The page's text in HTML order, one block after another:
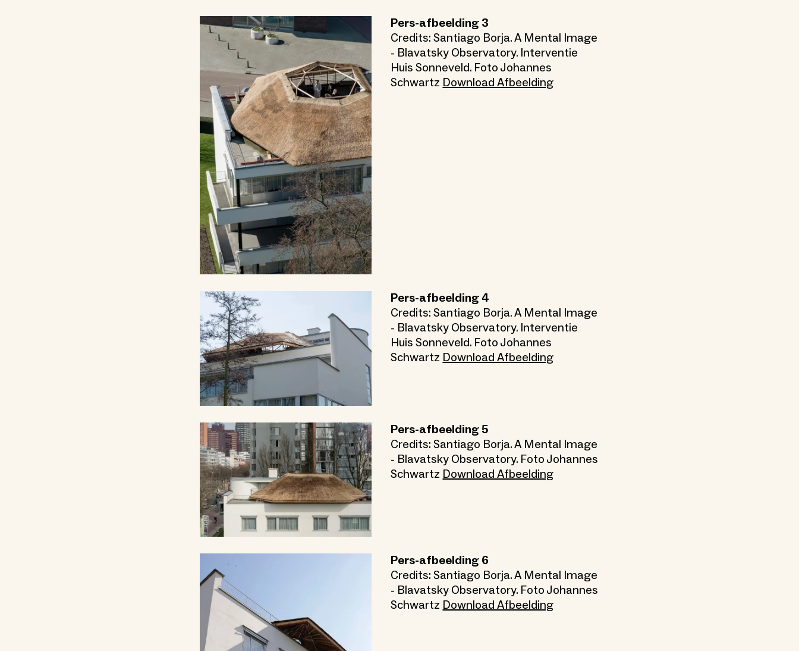
Pers-afbeelding 3
Credits: Santiago Borja. A Mental Image
- Blavatsky Observatory. Interventie
Huis Sonneveld. Foto Johannes
SchwartzDownload Afbeelding
Pers-afbeelding 4
Credits: Santiago Borja. A Mental Image
- Blavatsky Observatory. Interventie
Huis Sonneveld. Foto Johannes
Schwartz Download Afbeelding
Pers-afbeelding 5
Credits: Santiago Borja. A Mental Image
- Blavatsky Observatory. Foto Johannes
Schwartz Download Afbeelding
Pers-afbeelding 6
Credits: Santiago Borja. A Mental Image
- Blavatsky Observatory. Foto Johannes
SchwartzDownload Afbeelding